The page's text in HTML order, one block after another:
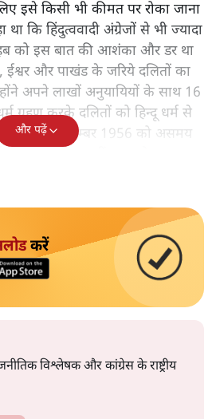
इसे किसी भी कीमत पर रोका जाना
था कि हिंदुत्ववादी अंग्रेजों से भी ज्यादा
को इस बात की आशंका और डर था
ईश्वर और पाखंड के जरिये दलितों का
अपने लाखों अनुयायियों के साथ 16
ग्रहण करके दलितों को हिन्दू धर्म से
लेकिन 6 दिसम्बर 1956 को असमय
प्रचार प्रसार नहीं कर सके।
और पढ़ें
करें
विश्लेषक और कांग्रेस के राष्ट्रीय